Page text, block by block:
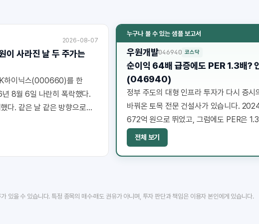
2026-08-07
사라진 날 두 주가는
하이닉스(000660)를 한
8월 6일 나란히 폭락했다.
다. 같은 날 같은 방향으로
누구나 볼 수 있는 샘플 보고서
우원개발046940 코스닥
순이익 64배 급증에도 PER 1.3배?
(046940)
정부 주도의 대형 인프라 투자가 다시 증
바꿔온 토목 전문 건설사가 있습니다.
672억 원으로 뛰었고, 그럼에도 PER은
(046940)입니다. 금융감독원 공시 데이터
이 회사의 현재 위치를 짚어봤습니다.
전체 보기
있을 수 있습니다. 특정 종목의 매수·매도 권유가 아니며, 투자 판단과 책임은 이용자 본인에게 있습니다.